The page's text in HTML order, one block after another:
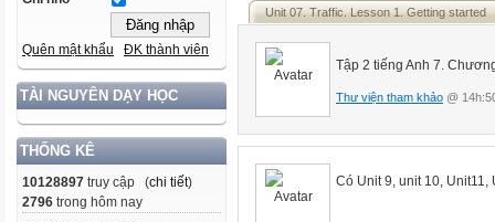
Quên mật khẩu ĐK thành viên
TÀI NGUYÊN DẠY HỌC
THỐNG KÊ
10128897 truy cập (chi tiết)
2796 trong hôm nay
Unit 07. Traffic. Lesson 1. Getting started
Tập 2 tiếng Anh 7.
Thư viện tham khảo @
Có Unit 9, unit 10,